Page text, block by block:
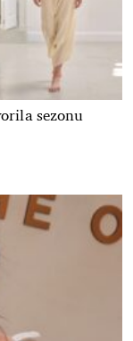
sezonu